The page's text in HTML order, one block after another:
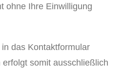
ohne Ihre Einwilligung
das Kontaktformular
somit ausschließlich